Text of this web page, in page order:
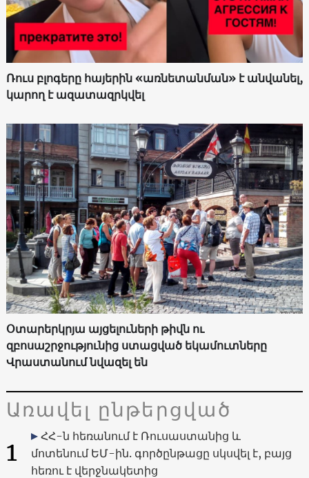
Ռուս բլոգերը հայերին «առնետանման» է անվանել,
կարող է ազատազրկվել
Օտարերկրյա այցելուների թիվն ու
զբոսաշրջությունից ստացված եկամուտները
Վրաստանում նվազել են
Առավել ընթերցված
1
ՀՀ-ն հեռանում է Ռուսաստանից և
մոտենում ԵՄ-ին. գործընթացը սկսվել է, բայց
հեռու է վերջնակետից